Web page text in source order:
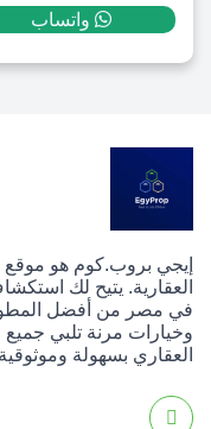
واتساب
إيجي بروب.كوم هو
العقارية. يتيح لك
في مصر من أفضل
وخيارات مرنة تلبي جميع
العقاري بسهولة